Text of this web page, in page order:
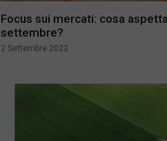
Focus sui mercati: cosa
settembre?
2 Settembre 2022